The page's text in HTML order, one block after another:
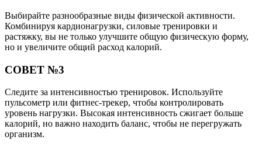
Выбирайте разнообразные виды физической активности.
Комбинируя кардионагрузки, силовые тренировки и
растяжку, вы не только улучшите общую физическую форму,
но и увеличите общий расход калорий.
СОВЕТ №3
Следите за интенсивностью тренировок. Используйте
пульсометр или фитнес-трекер, чтобы контролировать
уровень нагрузки. Высокая интенсивность сжигает больше
калорий, но важно находить баланс, чтобы не перегружать
организм.